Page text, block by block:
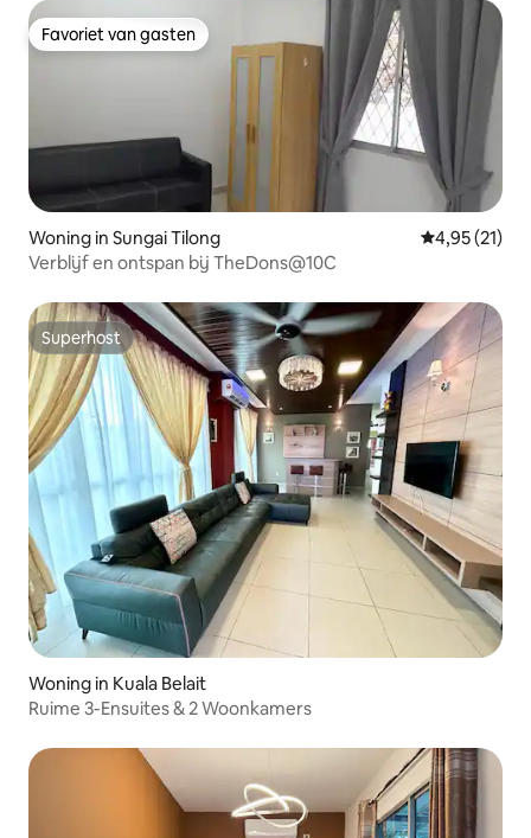
Favoriet van gasten
Favoriet van gasten
Woning in Sungai Tilong Gemiddelde
4,95 (21)
Verblijf en ontspan bij TheDons@10C
Superhost
Superhost
Woning in Kuala Belait
Ruime 3-Ensuites & 2 Woonkamers